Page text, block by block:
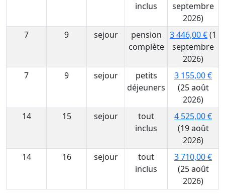
inclus
septembre
2026)
7
9 sejour
pension
complète
3 446,00 €(1
septembre
2026)
7
9 sejour
petits
déjeuners
3 155,00 €
(25 août
2026)
14
15 sejour
tout
inclus
4 525,00 €
(19 août
2026)
14
16 sejour
tout
inclus
3 710,00 €
(25 août
2026)